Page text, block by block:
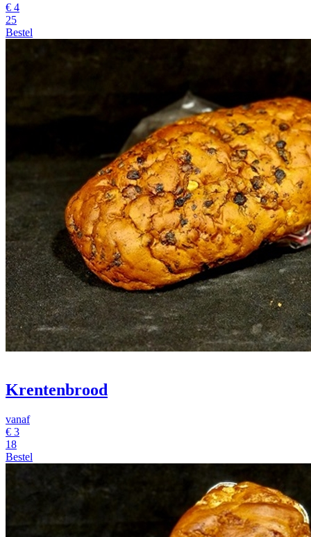
€ 4
25
Bestel
Krentenbrood
vanaf
€ 3
18
Bestel